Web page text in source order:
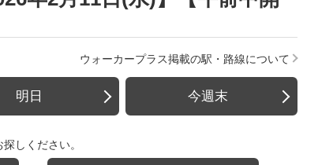
ウォーカープラス掲載の駅・路線について
明日 今週末
しください。